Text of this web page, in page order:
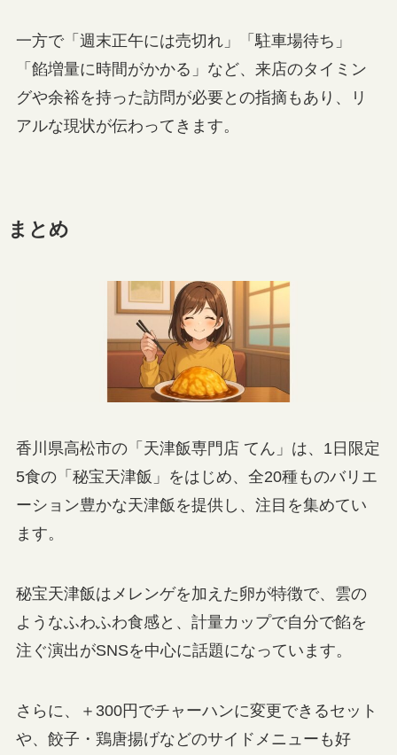
一方で「週末正午には売切れ」「駐車場待ち」
「餡増量に時間がかかる」など、来店のタイミン
グや余裕を持った訪問が必要との指摘もあり、リ
アルな現状が伝わってきます。
まとめ
香川県高松市の「天津飯専門店 てん」は、1日限定
5食の「秘宝天津飯」をはじめ、全20種ものバリエ
ーション豊かな天津飯を提供し、注目を集めてい
ます。
秘宝天津飯はメレンゲを加えた卵が特徴で、雲の
ようなふわふわ食感と、計量カップで自分で餡を
注ぐ演出がSNSを中心に話題になっています。
さらに、＋300円でチャーハンに変更できるセット
や、餃子・鶏唐揚げなどのサイドメニューも好